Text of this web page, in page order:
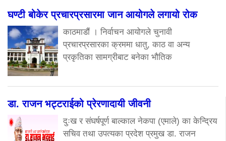
घण्टी बोकेर प्रचारप्रसारमा जान आयोगले लगायो रोक
काठमाडौं । निर्वाचन आयोगले चुनावी
प्रचारप्रसारका क्रममा धातु, काठ वा अन्य
प्रकृतिका सामग्रीबाट बनेका भौतिक
डा. राजन भट्टराईको प्रेरणादायी जीवनी
दुःख र संघर्षपूर्ण बाल्काल नेकपा (एमाले) का केन्द्रिय
सचिव तथा उपत्यका प्रदेश प्रमुख डा. राजन